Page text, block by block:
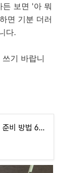
든 보면 '아 뭐
면 기분 더러
다.
기 바랍니
[다산에듀 전기기사] 실기 시험 준비 방법 6가지